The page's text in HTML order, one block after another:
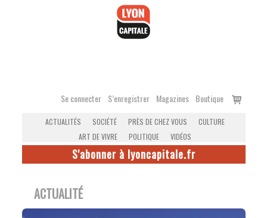
Se connecter S’enregistrer Magazines Boutique
Voir
ACTUALITÉS SOCIÉTÉ PRÈS DE CHEZ VOUS
CULTURE
ART DE VIVRE
POLITIQUE VIDÉOS
S'abonner à lyoncapitale.fr
ACTUALITÉ